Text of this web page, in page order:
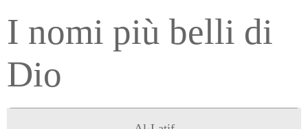
I nomi più belli di
Dio